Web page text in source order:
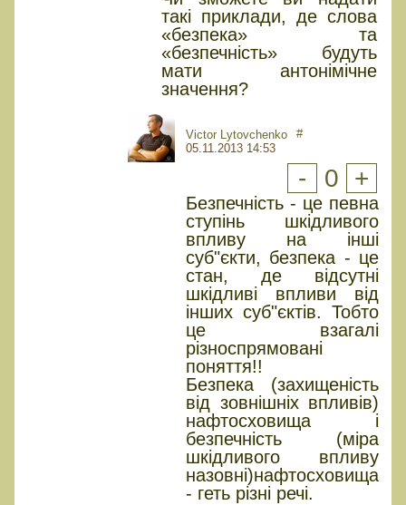
такі приклади, де слова
«безпека» та
«безпечність» будуть
мати антонімічне
значення?
Victor Lytovchenko
05.11.2013 14:53
#
- 0 +
Безпечність - це певна
ступінь шкідливого
впливу на інші
суб"єкти, безпека - це
стан, де відсутні
шкідливі впливи від
інших суб"єктів. Тобто
це взагалі
різноспрямовані
поняття!!
Безпека (захищеність
від зовнішніх впливів)
нафтосховища і
безпечність (міра
шкідливого впливу
назовні)нафтосховища
- геть різні речі.